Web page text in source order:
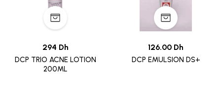
294 Dh
DCP TRIO ACNE LOTION
200ML
126.00 Dh
DCP EMULSION DS+